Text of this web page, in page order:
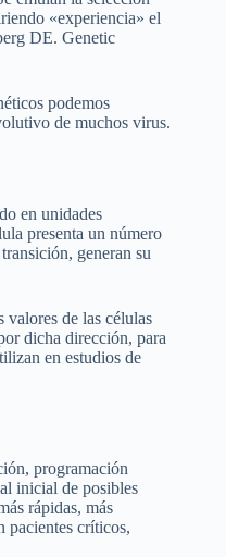
«experiencia» el
DE. Genetic
podemos
de muchos virus.
en unidades
presenta un número
generan su
valores de las células
dicha dirección, para
en estudios de
programación
inicial de posibles
rápidas, más
pacientes críticos,